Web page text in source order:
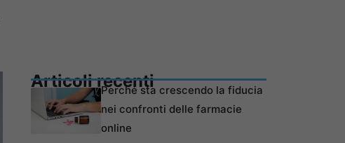
Articoli recentiPerché sta crescendo la fiducia
nei confronti delle farmacie
online